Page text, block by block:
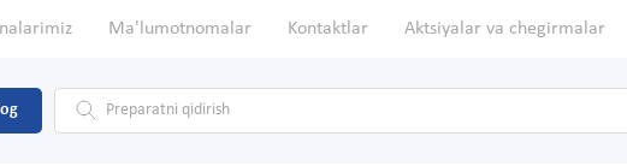
Ma'lumotnomalar Kontaktlar Aktsiyalar va chegirmalar